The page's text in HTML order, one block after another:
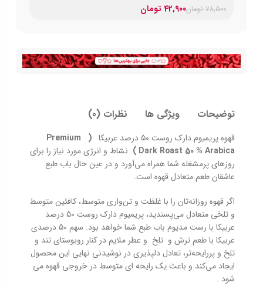
78,500 تومان42,900 تومان
توضیحات ویژگی ها نظرات (0)
قهوه پريميوم دارك روست 50 درصد عربیکا
( Premium
Dark Roast 50 % Arabica )
نشاط و انرژی مورد نیاز را برای
روزهای پرمشغله شما همراه می‌آورد و در عین حال باب طبع
عاشقان طعم متعادل قهوه است.
اگر قهوه روزانه‌تان را با غلظت و تن‌واری متوسط، کافئین متوسط
و تلخی متعادل می‌پسندید، پريميوم دارك روست 50 درصد
عربیکا با رست مدیوم باب طبع شما خواهد بود. سهم 50 درصدی
عربیکا با طعم ترش و تلخ و عطر ملایم در کنار روبوستای تند و
تلخ و پررایحه‌تر، تعادل دلپذیری در نوشیدنی نهایی این محصول
ایجاد می‌کند و باعث یک رایحه ای متوسط در خروجی قهوه می
شود .